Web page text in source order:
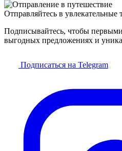
Отправляйтесь в увлекательные
Подписывайтесь, чтобы
выгодных предложениях и
Подписаться на Telegram